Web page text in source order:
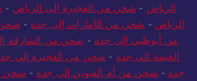
الرياض - شحن من الفجيرة إلى الرياض -
الرياض - شحن من الإمارات إلى جدة -
من أبوظبي إلى جدة - شحن من الشارقة
الخيمة الى جدة - شحن من الفجيرة إلى
جدة - شحن من أم القيوين إلى جدة - شحن